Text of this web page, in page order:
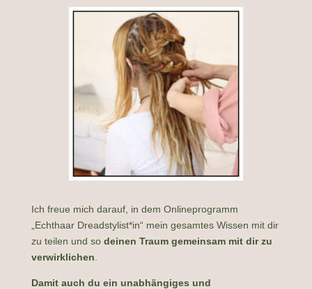
Ich freue mich darauf, in dem Onlineprogramm
„Echthaar Dreadstylist*in“ mein gesamtes Wissen mit dir
zu teilen und so deinen Traum gemeinsam mit dir zu
verwirklichen
Damit auch du ein unabhängiges und